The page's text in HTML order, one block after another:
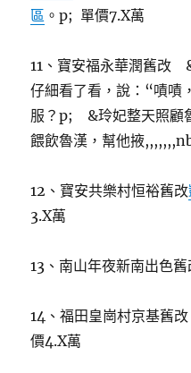
區 。p; 單價7.X萬
11、寶安福永華潤舊改
仔細看了看，說：“嘖嘖
服？p; &玲妃整天照顧
餵飲魯漢，幫他掖
12、寶安共樂村恒裕舊改
3.X萬
13、南山年夜新南
14、福田皇崗村京
價4.X萬